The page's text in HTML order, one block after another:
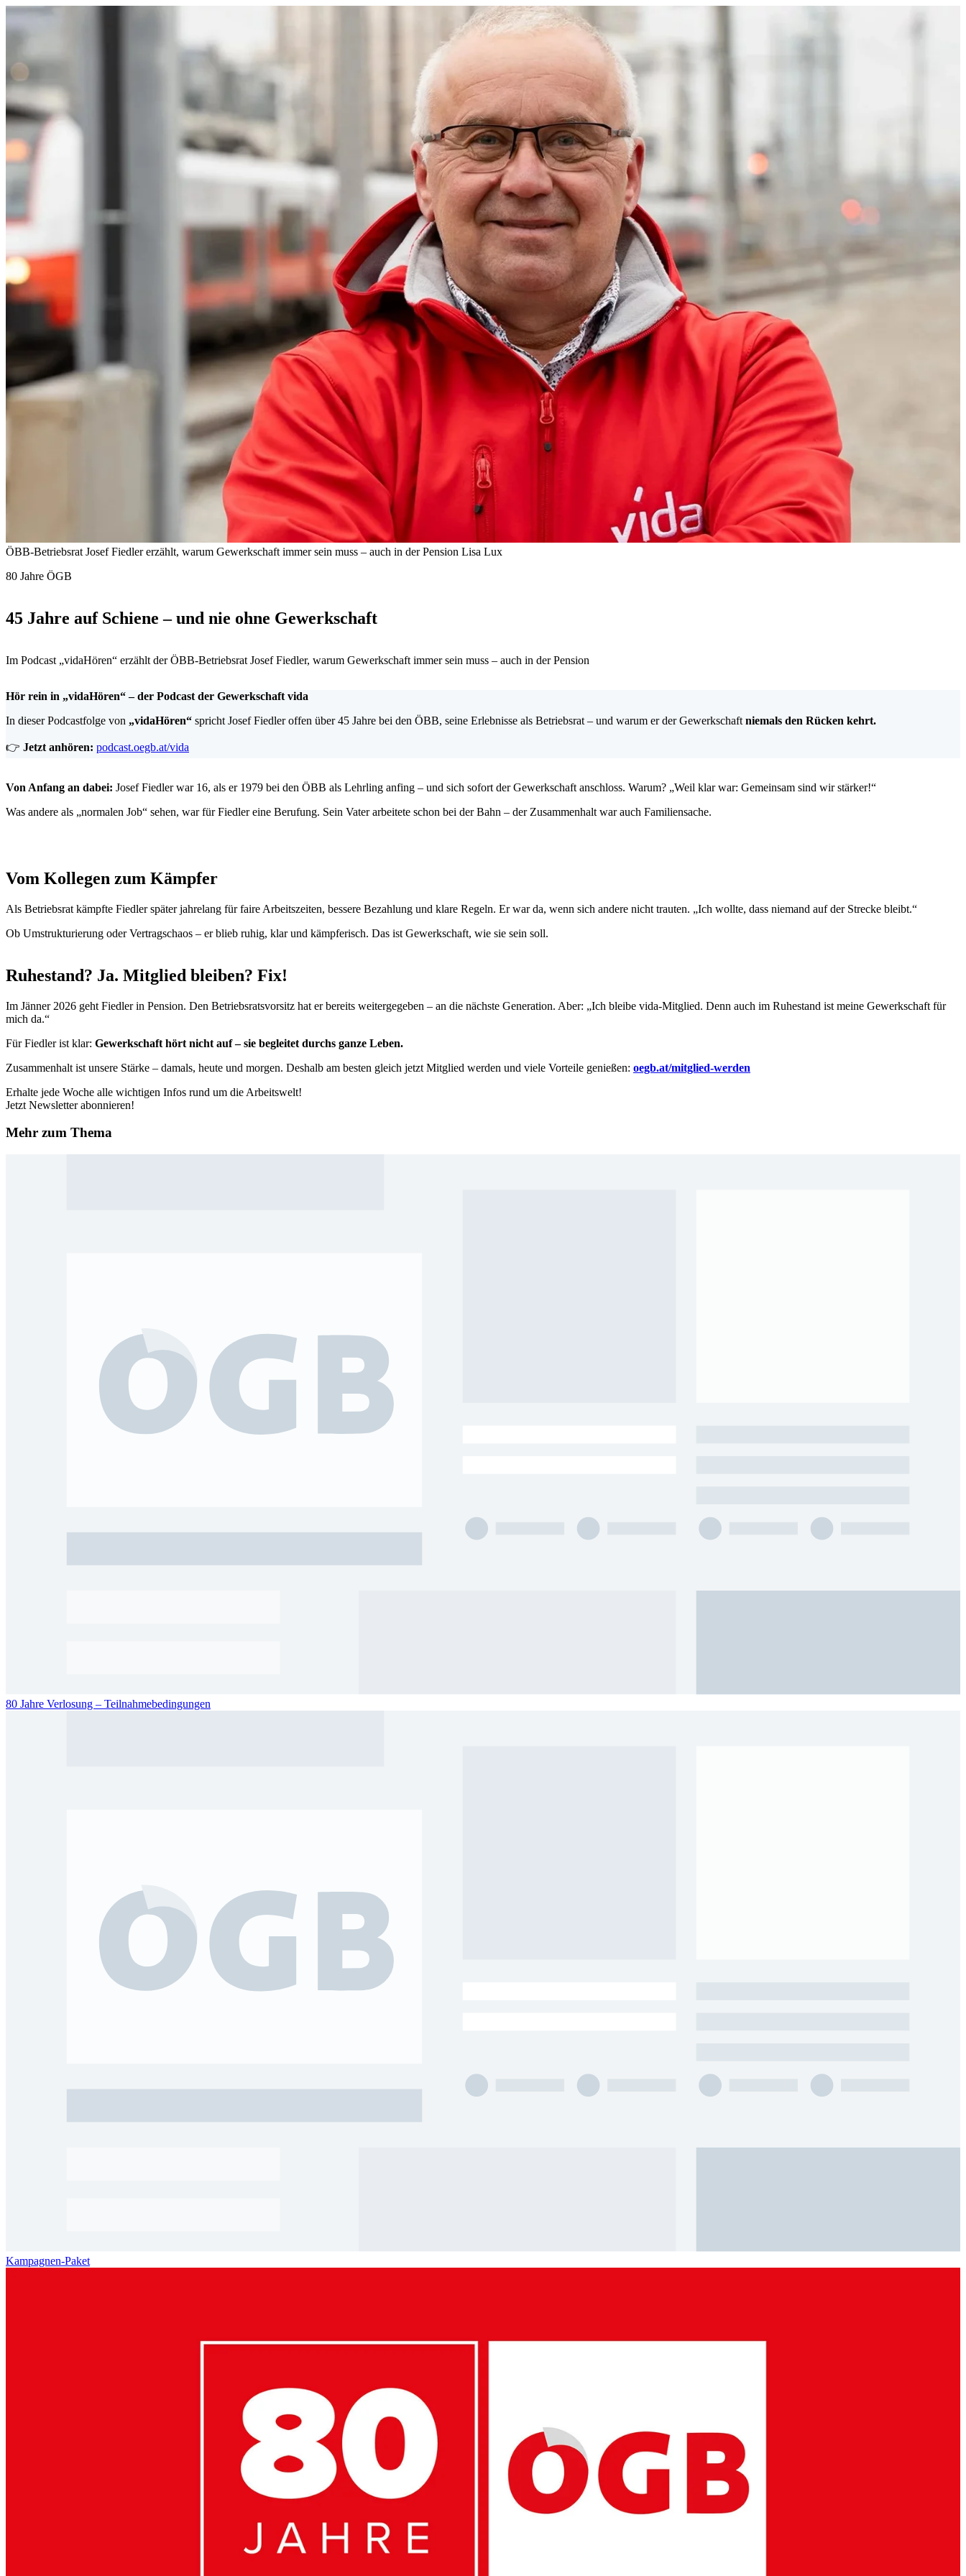
ÖBB-Betriebsrat Josef Fiedler erzählt, warum Gewerkschaft immer sein muss – auch in der Pension Lisa Lux
80 Jahre ÖGB
45 Jahre auf Schiene – und nie ohne Gewerkschaft
Im Podcast „vidaHören“ erzählt der ÖBB-Betriebsrat Josef Fiedler, warum Gewerkschaft immer sein muss – auch in der Pension
Hör rein in „vidaHören“ – der Podcast der Gewerkschaft vida
In dieser Podcastfolge von „vidaHören“ spricht Josef Fiedler offen über 45 Jahre bei den ÖBB, seine Erlebnisse als Betriebsrat – und warum er der Gewerkschaft niemals den Rücken kehrt.
👉 Jetzt anhören: podcast.oegb.at/vida
Von Anfang an dabei: Josef Fiedler war 16, als er 1979 bei den ÖBB als Lehrling anfing – und sich sofort der Gewerkschaft anschloss. Warum? „Weil klar war: Gemeinsam sind wir stärker!“
Was andere als „normalen Job“ sehen, war für Fiedler eine Berufung. Sein Vater arbeitete schon bei der Bahn – der Zusammenhalt warauch Familiensache.
Vom Kollegen zum Kämpfer
Als Betriebsrat kämpfte Fiedlerspäterjahrelang für faire Arbeitszeiten, bessere Bezahlung und klare Regeln. Er war da, wenn sich andere nicht trauten. „Ich wollte, dass niemand auf der Strecke bleibt.“
Ob Umstrukturierung oder Vertragschaos – er blieb ruhig, klar und kämpferisch. Das ist Gewerkschaft, wie sie sein soll.
Ruhestand? Ja. Mitglied bleiben? Fix!
Im Jänner 2026 geht Fiedler in Pension. Den Betriebsratsvorsitz hat er bereits weitergegeben – an die nächste Generation. Aber: „Ich bleibe vida-Mitglied. Denn auch im Ruhestand ist meine Gewerkschaft für
mich da.“
Für Fiedler ist klar: Gewerkschaft hört nicht auf – sie begleitet durchs ganze Leben.
Zusammenhalt ist unsere Stärke – damals, heute und morgen. Deshalb am besten gleich jetzt Mitglied werden und viele Vorteile genießen: oegb.at/mitglied-werden
Erhalte jede Woche alle wichtigen Infos rund um die Arbeitswelt!
Jetzt Newsletter abonnieren!
Mehr zum Thema
80 Jahre Verlosung – Teilnahmebedingungen
Kampagnen-Paket